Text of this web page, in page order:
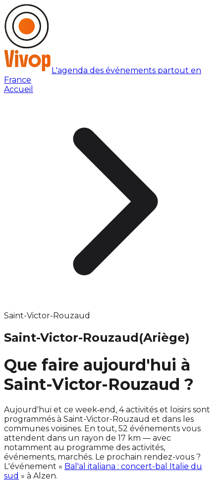
L'agenda des événements partout en
France
Accueil
Saint-Victor-Rouzaud
Saint-Victor-Rouzaud(Ariège)
Que faire aujourd'hui à
Saint-Victor-Rouzaud ?
Aujourd'hui et ce week‑end, 4 activités et loisirs sont
programmés à Saint-Victor-Rouzaud et dans les
communes voisines. En tout, 52 événements vous
attendent dans un rayon de 17 km — avec
notamment au programme des activités,
événements, marchés. Le prochain rendez-vous ?
L'événement « Bal'al italiana : concert-bal Italie du
sud » à Alzen.